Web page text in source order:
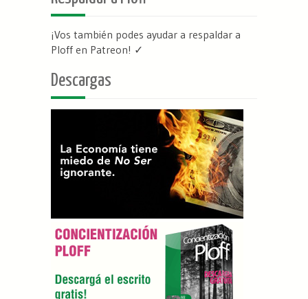
¡Vos también podes ayudar a respaldar a
Ploff en Patreon! ✓
Descargas